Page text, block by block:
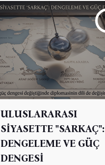
ULUSLARARASI
SİYASETTE "SARKAÇ":
DENGELEME VE GÜÇ
DENGESİ